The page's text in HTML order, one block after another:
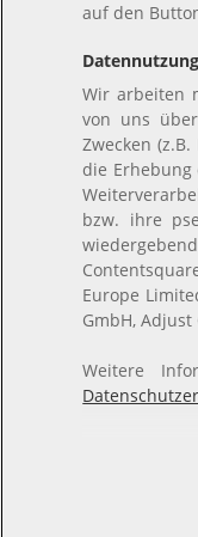
auf den
Wir arbeiten
von uns
Zwecken
die
bzw. ihre
Europe
GmbH, Adjust
Weitere